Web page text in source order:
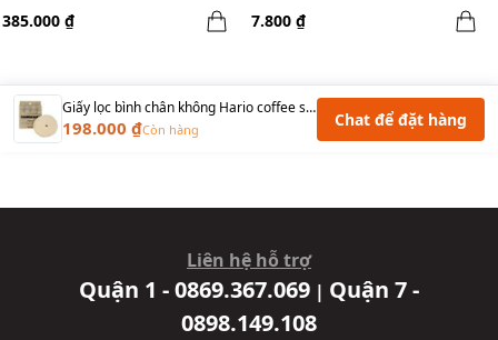
385.000 ₫ 7.800 ₫
Giấy lọc bình chân không Hario coffee syphon paper filter system CF-103E
198.000 ₫Còn hàng Chat để đặt hàng
Liên hệ hỗ trợ
Quận 1 - 0869.367.069 | Quận 7 -
0898.149.108